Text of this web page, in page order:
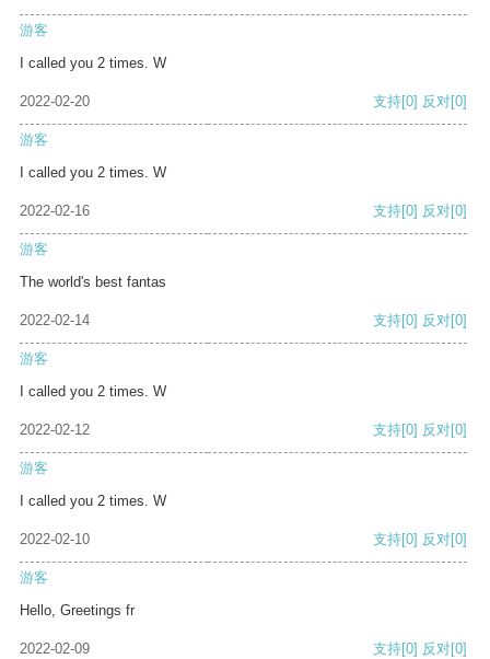
游客
I called you 2 times. W
2022-02-20 支持[0] 反对[0]
游客
I called you 2 times. W
2022-02-16 支持[0] 反对[0]
游客
The world's best fantas
2022-02-14 支持[0] 反对[0]
游客
I called you 2 times. W
2022-02-12 支持[0] 反对[0]
游客
I called you 2 times. W
2022-02-10 支持[0] 反对[0]
游客
Hello, Greetings fr
2022-02-09 支持[0] 反对[0]